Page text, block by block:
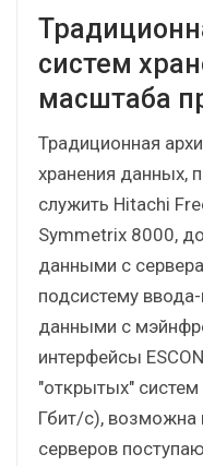
систем
масштаба
Традиционная
хранения данных,
служить Hitachi
Symmetrix 8000,
данными с
подсистему
данными с
интерфейсы
"открытых"
Гбит/с), возможна
серверов